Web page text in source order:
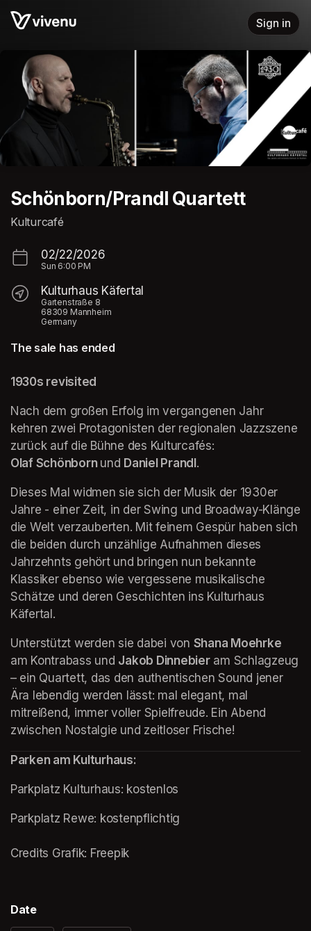
Skip header
Sign in
Schönborn/Prandl Quartett
Kulturcafé
02/22/2026
Sun 6:00 PM
Kulturhaus Käfertal
Gartenstraße 8
68309 Mannheim
Germany
The sale has ended
1930s revisited
Nach dem großen Erfolg im vergangenen Jahr
kehren zwei Protagonisten der regionalen Jazzszene
Olaf Schönborn und Daniel Prandl .
Dieses Mal widmen sie sich der Musik der 1930er
Jahre - einer Zeit, in der Swing und Broadway-Klänge
die Welt verzauberten. Mit feinem Gespür haben sich
die beiden durch unzählige Aufnahmen dieses
Jahrzehnts gehört und bringen nun bekannte
Klassiker ebenso wie vergessene musikalische
Schätze und deren Geschichten ins Kulturhaus
Käfertal.
Unterstützt werden sie dabei von Shana Moehrke
am Kontrabass und Jakob Dinnebier am Schlagzeug
– ein Quartett, das den authentischen Sound jener
Ära lebendig werden lässt: mal elegant, mal
mitreißend, immer voller Spielfreude. Ein Abend
zwischen Nostalgie und zeitloser Frische!
Parken am Kulturhaus:
Parkplatz Kulturhaus: kostenlos
(opens in a new tab)
Parkplatz Rewe: kostenpflichtig
Credits Grafik: Freepik
Date